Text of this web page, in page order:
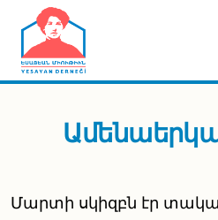
Skip to main content
Մարտի սկիզբն էր